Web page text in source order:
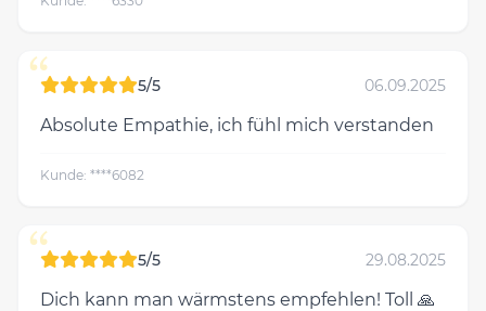
“ 5/5 06.09.2025
Absolute Empathie, ich fühl mich verstanden
Kunde: ****6082
“ 5/5 29.08.2025
Dich kann man wärmstens empfehlen! Toll 🙏